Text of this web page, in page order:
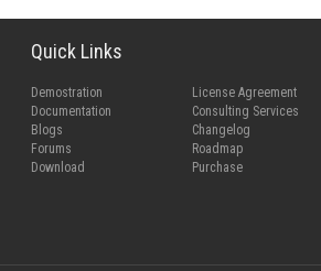
Quick Links
Demostration
Documentation
Blogs
Forums
Download
License Agreement
Consulting Services
Changelog
Roadmap
Purchase